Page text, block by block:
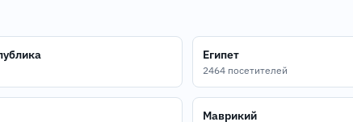
Египет
2464 посетителей
Маврикий